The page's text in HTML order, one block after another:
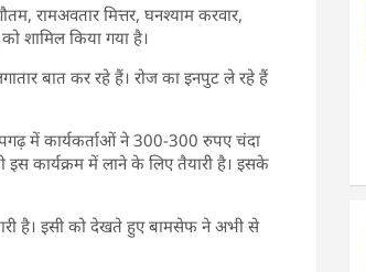
रामअवतार मित्तर, घनश्याम करवार,
शामिल किया गया है।
बात कर रहे हैं। रोज का इनपुट ले रहे हैं
में कार्यकर्ताओं ने 300-300 रुपए चंदा
कार्यक्रम में लाने के लिए तैयारी है। इसके
है। इसी को देखते हुए बामसेफ ने अभी से